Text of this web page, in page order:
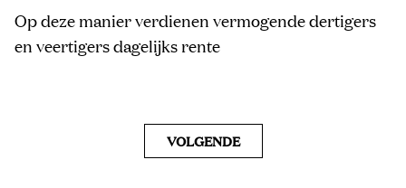
Op deze manier verdienen vermogende dertigers
en veertigers dagelijks rente
VOLGENDE